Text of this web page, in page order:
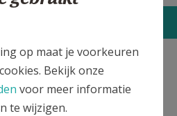
Beverlo
op maat je voorkeuren
Bekijk onze
voor meer informatie
te wijzigen.